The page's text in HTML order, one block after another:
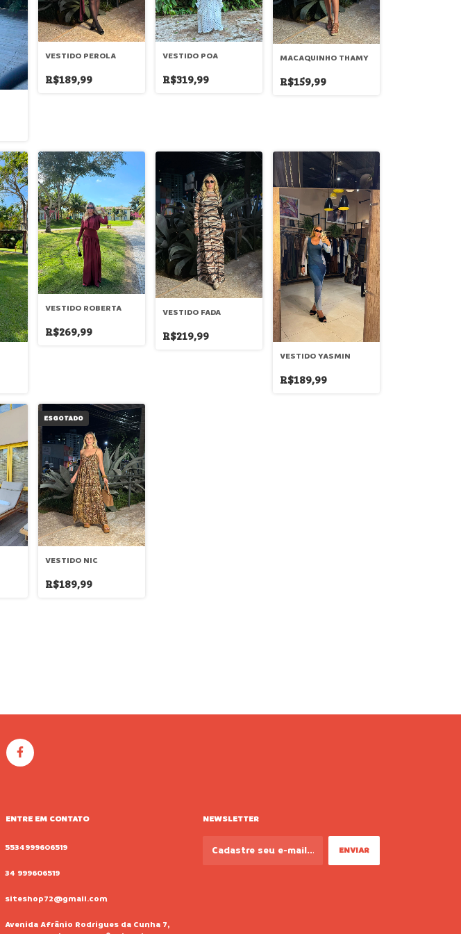
VESTIDO PEROLA
R$189,99
VESTIDO POA
R$319,99
MACAQUINHO THAMY
R$159,99
VESTIDO ROBERTA
R$269,99
VESTIDO FADA
R$219,99
VESTIDO YASMIN
R$189,99
ESGOTADO
VESTIDO NIC
R$189,99
ENTRE EM CONTATO
5534999606519
34 999606519
siteshop72@gmail.com
Avenida Afrânio Rodrigues da Cunha 7,
NEWSLETTER